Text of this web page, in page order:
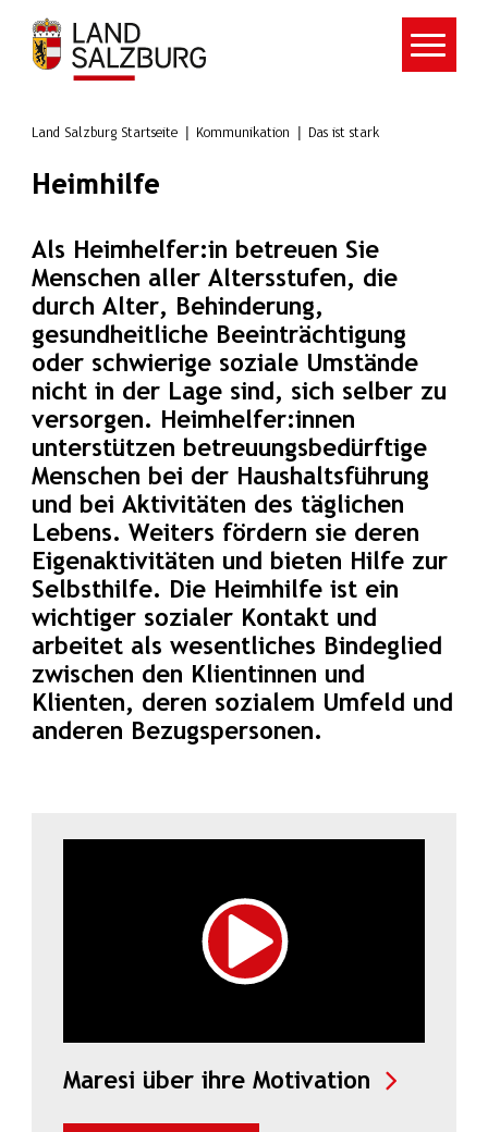
Zum Hauptinhalt springen
Land Salzburg Startseite Kommunikation Das ist stark
Heimhilfe
Als Heimhelfer:in betreuen Sie
Menschen aller Altersstufen, die
durch Alter, Behinderung,
gesundheitliche Beeinträchtigung
oder schwierige soziale Umstände
nicht in der Lage sind, sich selber zu
versorgen. Heimhelfer:innen
unterstützen betreuungsbedürftige
Menschen bei der Haushaltsführung
und bei Aktivitäten des täglichen
Lebens. Weiters fördern sie deren
Eigenaktivitäten und bieten Hilfe zur
Selbsthilfe. Die Heimhilfe ist ein
wichtiger sozialer Kontakt und
arbeitet als wesentliches Bindeglied
zwischen den Klientinnen und
Klienten, deren sozialem Umfeld und
anderen Bezugspersonen.
Maresi über ihre Motivationin neuem